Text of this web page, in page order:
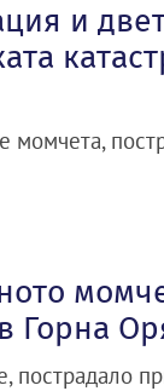
и
момчета,
Горна